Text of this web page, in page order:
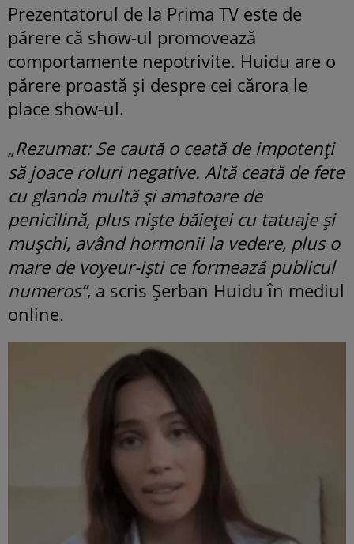
Prezentatorul de la Prima TV este de
părere că show-ul promovează
comportamente nepotrivite. Huidu are o
părere proastă și despre cei cărora le
place show-ul.
„Rezumat: Se caută o ceată de impotenți
să joace roluri negative. Altă ceată de fete
cu glanda multă și amatoare de
penicilină, plus niște băieței cu tatuaje și
mușchi, având hormonii la vedere, plus o
mare de voyeur-iști ce formează publicul
numeros”, a scris Șerban Huidu în mediul
online.